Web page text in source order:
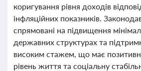
коригування рівня доходів
інфляційних показників.
спрямовані на підвищення
державних структурах та
високим стажем, що має
рівень життя та соціальну